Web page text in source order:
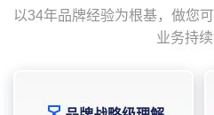
以34年品牌经验为根基，做您
业务持